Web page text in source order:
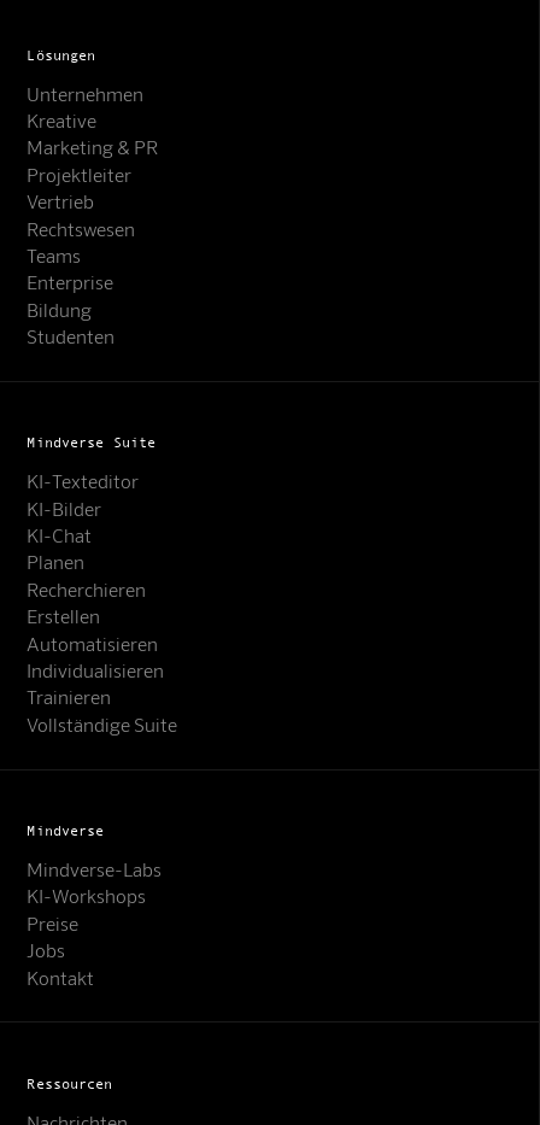
Lösungen
Unternehmen
Kreative
Marketing & PR
Projektleiter
Vertrieb
Rechtswesen
Teams
Enterprise
Bildung
Studenten
Mindverse Suite
KI-Texteditor
KI-Bilder
KI-Chat
Planen
Recherchieren
Erstellen
Automatisieren
Individualisieren
Trainieren
Vollständige Suite
Mindverse
Mindverse-Labs
KI-Workshops
Preise
Jobs
Kontakt
Ressourcen